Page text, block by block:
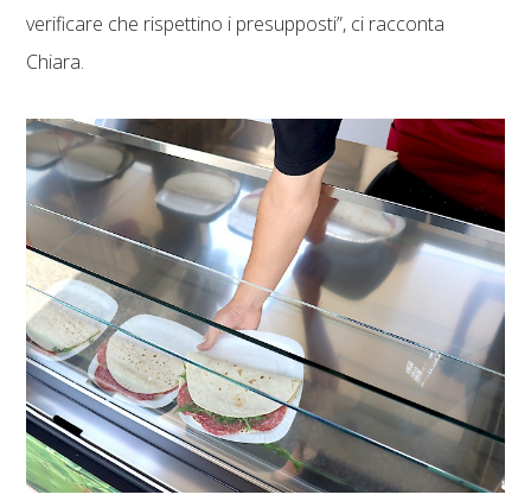
verificare che rispettino i presupposti”, ci racconta
Chiara.